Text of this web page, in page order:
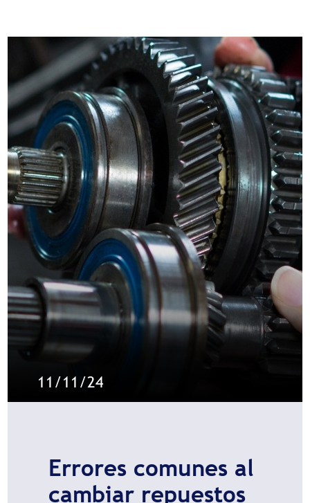
11/11/24
Errores comunes al
cambiar repuestos